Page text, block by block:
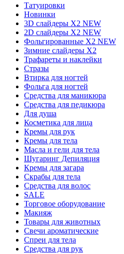
Татуировки
Новинки
3D слайдеры X2 NEW
2D слайдеры X2 NEW
Фольгированные X2 NEW
Зимние слайдеры Х2
Трафареты и наклейки
Стразы
Втирка для ногтей
Фольга для ногтей
Средства для маникюра
Средства для педикюра
Для душа
Косметика для лица
Кремы для рук
Кремы для тела
Масла и гели для тела
Шугаринг Депиляция
Кремы для загара
Скрабы для тела
Средства для волос
SALE
Торговое оборудование
Макияж
Товары для животных
Свечи ароматические
Спреи для тела
Средства для рук